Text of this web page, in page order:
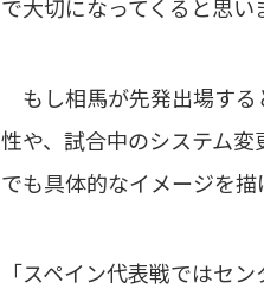
で大切になってくると思
もし相馬が先発出場する
性や、試合中のシステム
でも具体的なイメージを描
「スペイン代表戦ではセ